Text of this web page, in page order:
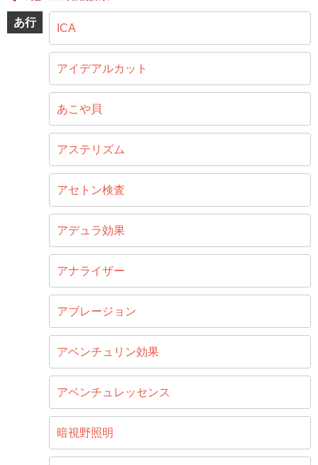
あ行 ICA
アイデアルカット
あこや貝
アステリズム
アセトン検査
アデュラ効果
アナライザー
アブレージョン
アベンチュリン効果
アベンチュレッセンス
暗視野照明